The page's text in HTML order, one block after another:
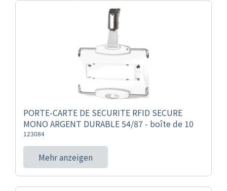
PORTE-CARTE DE SECURITE RFID SECURE
MONO ARGENT DURABLE 54/87 - boîte de 10
123084
Mehr anzeigen